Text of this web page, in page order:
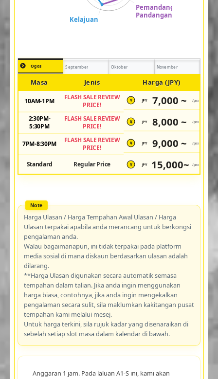
Ogos September Oktober November
Masa Jenis Harga (JPY)
10AM-1PM
FLASH SALE REVIEW
PRICE!
¥ JPY 7,000 ~ /pax
2:30PM-
5:30PM
FLASH SALE REVIEW
PRICE!
¥ JPY 8,000 ~ /pax
7PM-8:30PM
FLASH SALE REVIEW
PRICE!
¥ JPY 9,000 ~ /pax
Standard Regular Price ¥ JPY 15,000~ /pax
Harga Ulasan / Harga Tempahan Awal Ulasan / Harga
Ulasan terpakai apabila anda merancang untuk berkongsi
pengalaman anda.
Walau bagaimanapun, ini tidak terpakai pada platform
media sosial di mana diskaun berdasarkan ulasan adalah
dilarang.
**Harga Ulasan digunakan secara automatik semasa
tempahan dalam talian. Jika anda ingin menggunakan
harga biasa, contohnya, jika anda ingin mengekalkan
pengalaman secara sulit, sila maklumkan kakitangan pusat
tempahan kami melalui mesej.
Untuk harga terkini, sila rujuk kadar yang disenaraikan di
sebelah setiap slot masa dalam kalendar di bawah.
Anggaran 1 jam. Pada laluan A1-S ini, kami akan